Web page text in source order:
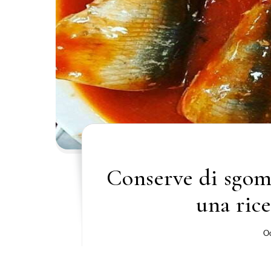
Conserve di
una